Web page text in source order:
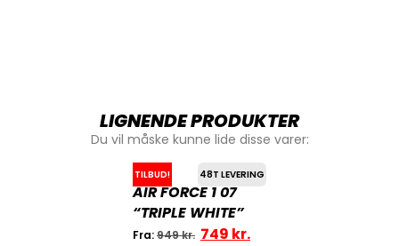
LIGNENDE PRODUKTER
Du vil måske kunne lide disse varer:
TILBUD! 48T LEVERING
AIR FORCE 1 07
“TRIPLE WHITE”
Fra:949kr. 749 kr.